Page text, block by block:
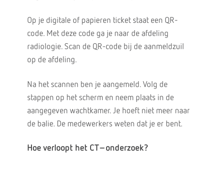
Op je digitale of papieren ticket staat een QR-
code. Met deze code ga je naar de afdeling
radiologie. Scan de QR-code bij de aanmeldzuil
op de afdeling.
Na het scannen ben je aangemeld. Volg de
stappen op het scherm en neem plaats in de
aangegeven wachtkamer. Je hoeft niet meer naar
de balie. De medewerkers weten dat je er bent.
Hoe verloopt het CT–onderzoek?